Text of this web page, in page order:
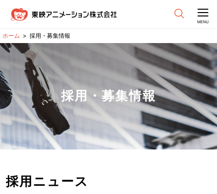
CLOSE
MENU
採用・募集情報
採用・募集情報
採用ニュース